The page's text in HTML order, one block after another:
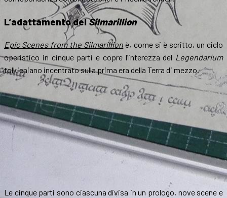
L’adattamento delSilmarillion
Epic Scenes from the Silmarillion è, come si è scritto, un ciclo
operistico in cinque parti e copre l’interezza del Legendarium
tolkieniano incentrato sulla prima era della Terra di mezzo.
Le cinque parti sono ciascuna divisa in un prologo, nove scene e